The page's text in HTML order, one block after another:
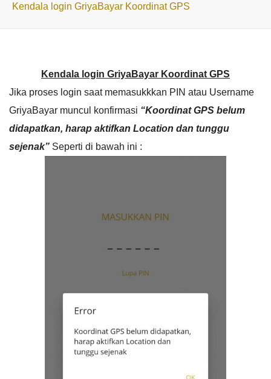
Kendala login GriyaBayar Koordinat GPS
Kendala login GriyaBayar Koordinat GPS
Jika proses login saat memasukkkan PIN atau Username
GriyaBayar muncul konfirmasi “Koordinat GPS belum
didapatkan, harap aktifkan Location dan tunggu
sejenak” Seperti di bawah ini :